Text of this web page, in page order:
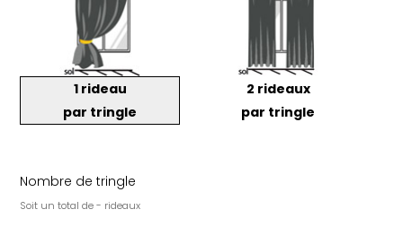
1 rideau
par tringle
2 rideaux
par tringle
Nombre de tringle
Soit un total de - rideaux